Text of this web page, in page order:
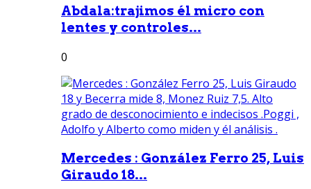
Abdala:trajimos él micro con
lentes y controles...
0
Mercedes : González Ferro 25, Luis
Giraudo 18...